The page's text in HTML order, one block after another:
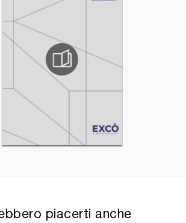
piacerti anche